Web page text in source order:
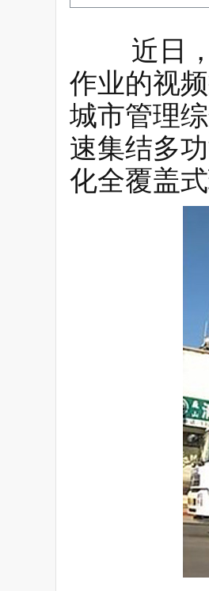
近日，
作业的视
城市管理
速集结多
化全覆盖